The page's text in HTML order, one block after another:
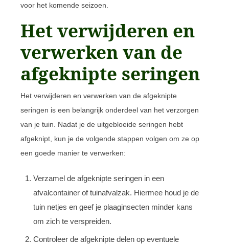
voor het komende seizoen.
Het verwijderen en
verwerken van de
afgeknipte seringen
Het verwijderen en verwerken van de afgeknipte
seringen is een belangrijk onderdeel van het verzorgen
van je tuin. Nadat je de uitgebloeide seringen hebt
afgeknipt, kun je de volgende stappen volgen om ze op
een goede manier te verwerken:
Verzamel de afgeknipte seringen in een
afvalcontainer of tuinafvalzak. Hiermee houd je de
tuin netjes en geef je plaaginsecten minder kans
om zich te verspreiden.
Controleer de afgeknipte delen op eventuele